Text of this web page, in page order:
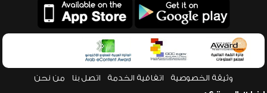
وثيقة الخصوصية اتفاقية الخدمة اتصل بنا من نحن